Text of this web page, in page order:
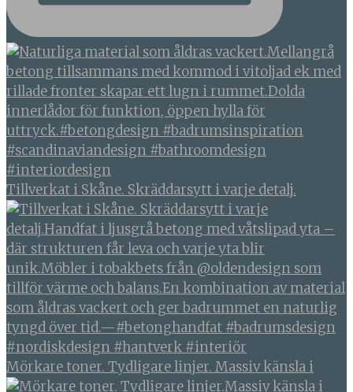
Tillverkat i Skåne. Skräddarsytt i varje detalj.
Mörkare toner. Tydligare linjer. Massiv känsla i